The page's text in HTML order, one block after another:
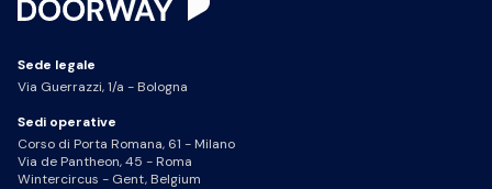
Sede legale
Via Guerrazzi, 1/a - Bologna
Sedi operative
Corso di Porta Romana, 61 - Milano
Via de Pantheon, 45 - Roma
Wintercircus - Gent, Belgium